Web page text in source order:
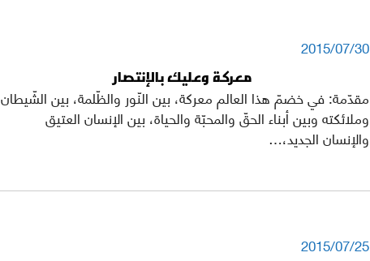
2015/07/30
معركة وعليك بالإنتصار
مقدّمة: في خضمّ هذا العالم معركة، بين النّور والظّلمة، بين الشّيطان
وملائكته وبين أبناء الحقّ والمحبّة والحياة، بين الإنسان العتيق
والإنسان الجديد،…
2015/07/25